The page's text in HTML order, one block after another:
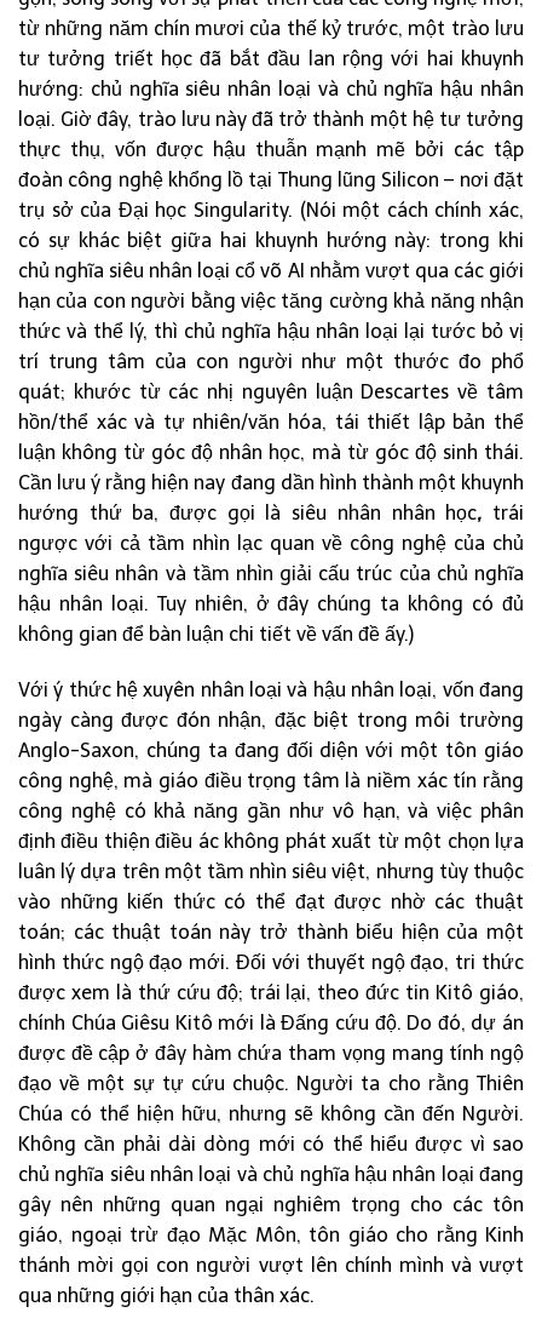
từ những năm chín mươi của thế kỷ trước, một trào lưu
tư tưởng triết học đã bắt đầu lan rộng với hai khuynh
hướng: chủ nghĩa siêu nhân loại và chủ nghĩa hậu nhân
loại. Giờ đây, trào lưu này đã trở thành một hệ tư tưởng
thực thụ, vốn được hậu thuẫn mạnh mẽ bởi các tập
đoàn công nghệ khổng lồ tại Thung lũng Silicon – nơi đặt
trụ sở của Đại học Singularity. (Nói một cách chính xác,
có sự khác biệt giữa hai khuynh hướng này: trong khi
chủ nghĩa siêu nhân loại cổ võ AI nhằm vượt qua các giới
hạn của con người bằng việc tăng cường khả năng nhận
thức và thể lý, thì chủ nghĩa hậu nhân loại lại tước bỏ vị
trí trung tâm của con người như một thước đo phổ
quát; khước từ các nhị nguyên luận Descartes về tâm
hồn/thể xác và tự nhiên/văn hóa, tái thiết lập bản thể
luận không từ góc độ nhân học, mà từ góc độ sinh thái.
Cần lưu ý rằng hiện nay đang dần hình thành một khuynh
hướng thứ ba, được gọi là siêu nhân nhân học, trái
ngược với cả tầm nhìn lạc quan về công nghệ của chủ
nghĩa siêu nhân và tầm nhìn giải cấu trúc của chủ nghĩa
hậu nhân loại. Tuy nhiên, ở đây chúng ta không có đủ
không gian để bàn luận chi tiết về vấn đề ấy.)
Với ý thức hệ xuyên nhân loại và hậu nhân loại, vốn đang
ngày càng được đón nhận, đặc biệt trong môi trường
Anglo-Saxon, chúng ta đang đối diện với một tôn giáo
công nghệ, mà giáo điều trọng tâm là niềm xác tín rằng
công nghệ có khả năng gần như vô hạn, và việc phân
định điều thiện điều ác không phát xuất từ một chọn lựa
luân lý dựa trên một tầm nhìn siêu việt, nhưng tùy thuộc
vào những kiến thức có thể đạt được nhờ các thuật
toán; các thuật toán này trở thành biểu hiện của một
hình thức ngộ đạo mới. Đối với thuyết ngộ đạo, tri thức
được xem là thứ cứu độ; trái lại, theo đức tin Kitô giáo,
chính Chúa Giêsu Kitô mới là Đấng cứu độ. Do đó, dự án
được đề cập ở đây hàm chứa tham vọng mang tính ngộ
đạo về một sự tự cứu chuộc. Người ta cho rằng Thiên
Chúa có thể hiện hữu, nhưng sẽ không cần đến Người.
Không cần phải dài dòng mới có thể hiểu được vì sao
chủ nghĩa siêu nhân loại và chủ nghĩa hậu nhân loại đang
gây nên những quan ngại nghiêm trọng cho các tôn
giáo, ngoại trừ đạo Mặc Môn, tôn giáo cho rằng Kinh
thánh mời gọi con người vượt lên chính mình và vượt
qua những giới hạn của thân xác.